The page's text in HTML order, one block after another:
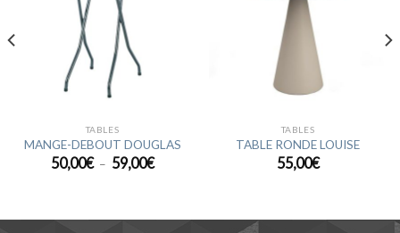
TABLES
MANGE-DEBOUT DOUGLAS
50,00€ – 59,00€Plage
de
59,00€
TABLES
TABLE RONDE LOUISE
55,00€